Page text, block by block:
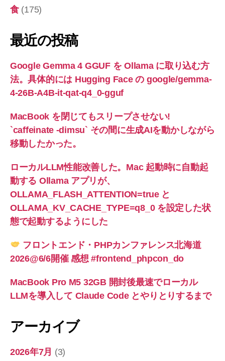
食(175)
最近の投稿
Google Gemma 4 GGUF を Ollama に取り込む方
法。具体的には Hugging Face の google/gemma-
4-26B-A4B-it-qat-q4_0-gguf
MacBook を閉じてもスリープさせない!
`caffeinate -dimsu` その間に生成AIを動かしながら
移動したかった。
ローカルLLM性能改善した。Mac 起動時に自動起
動する Ollama アプリが、
OLLAMA_FLASH_ATTENTION=true と
OLLAMA_KV_CACHE_TYPE=q8_0 を設定した状
態で起動するようにした
フロントエンド・PHPカンファレンス北海道
2026@6/6開催 感想 #frontend_phpcon_do
MacBook Pro M5 32GB 開封後最速でローカル
LLMを導入して Claude Code とやりとりするまで
アーカイブ
2026年7月 (3)